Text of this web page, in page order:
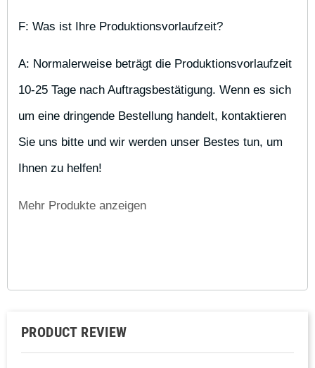
F: Was ist Ihre Produktionsvorlaufzeit?
A: Normalerweise beträgt die Produktionsvorlaufzeit
10-25 Tage nach Auftragsbestätigung. Wenn es sich
um eine dringende Bestellung handelt, kontaktieren
Sie uns bitte und wir werden unser Bestes tun, um
Ihnen zu helfen!
Mehr Produkte anzeigen
PRODUCT REVIEW